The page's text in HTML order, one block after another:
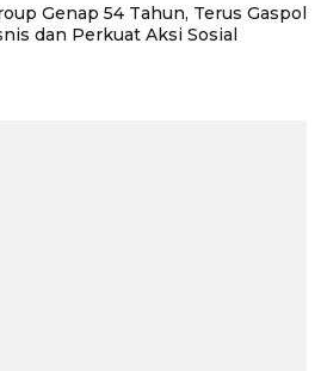
Genap 54 Tahun, Terus Gaspol
dan Perkuat Aksi Sosial